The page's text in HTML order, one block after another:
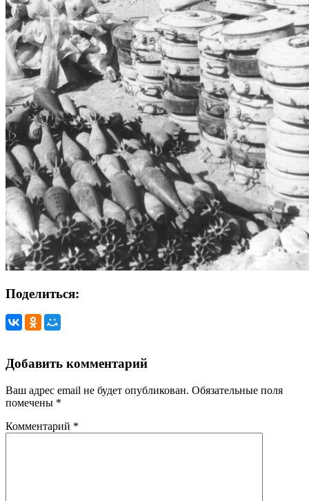
Поделиться:
Добавить комментарий
Ваш адрес email не будет опубликован. Обязательные поля
помечены *
Комментарий *